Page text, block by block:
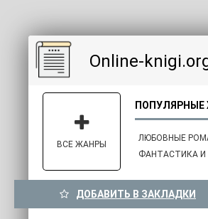
Online-
ЛЮБОВНЫЕ
ФАНТАСТИКА И
ВСЕ ЖАНРЫ
ДОБАВИТЬ В ЗАКЛАДКИ